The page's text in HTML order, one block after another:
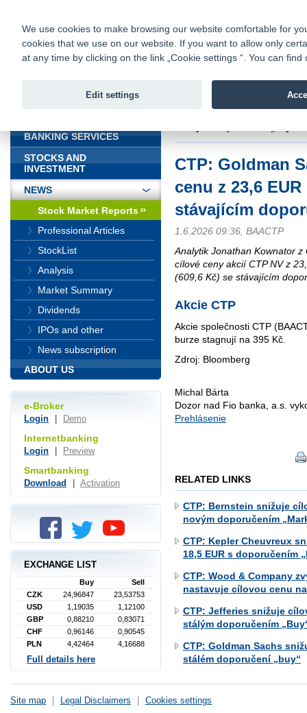
Fio bank
Fio banka
CTP: Goldman
cenu z 23,6
stávajícím
1.6.2026 09:36, BAACTP
Analytik Jonathan Kownator
cílové ceny akcií CTP NV z
(609,6 Kč) se stávajícím
Akcie CTP
Akcie společnosti CTP
burze stagnují na 395 Kč.
Zdroj: Bloomberg
Michal Bárta
Dozor nad Fio banka, a.s.
Prehlásenie
RELATED LINKS
CTP: Bernstein snižuje
novým doporučením
CTP: Kepler Cheuvreux
18,5 EUR s doporučením
CTP: Wood & Company
nastavuje cílovou cenu na
CTP: Jefferies snižuje
stálým doporučením
CTP: Goldman Sachs
stálém doporučení „buy“
BANKING SERVICES
STOCKS AND
INVESTMENT
NEWS
Stock Market Reports
Professional Articles
StockList
Analysis
Market Summary
Dividends
IPOs and other
News subscription
ABOUT US
e-Broker
Login Demo
Internetbanking
Login Preview
Smartbanking
Download Activation
EXCHANGE LIST
Buy
Sell
CZK
24,96847
23,53753
USD
1,19035
1,12100
GBP
0,88210
0,83071
CHF
0,96146
0,90545
PLN
4,42464 4,16688
Full details here
Site map Legal Disclaimers Cookies settings
We use cookies to make browsing our website comfortable for
cookies that we use on our website. If you want to allow only
at any time by clicking on the link „Cookie settings “. You can
Edit settings